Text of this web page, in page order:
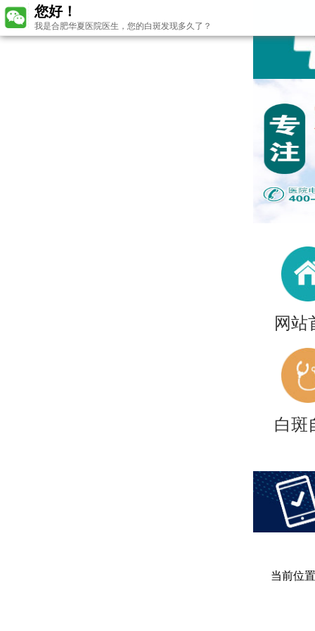
网站
白斑
当前位
您好！
我是合肥华夏医院医生，您的白斑发现多久了？